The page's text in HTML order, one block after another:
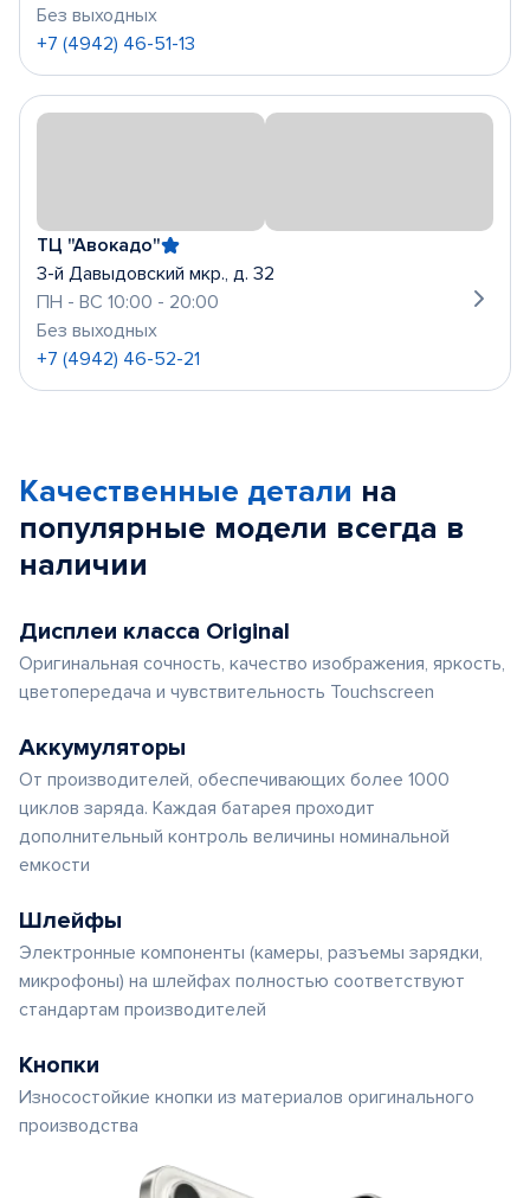
Без выходных
+7 (4942) 46-51-13
ТЦ "Авокадо"
3-й Давыдовский мкр., д. 32
ПН - ВС 10:00 - 20:00
Без выходных
+7 (4942) 46-52-21
Качественные детали на
популярные модели всегда в
наличии
Дисплеи класса Original
Оригинальная сочность, качество изображения, яркость,
цветопередача и чувствительность Touchscreen
Аккумуляторы
От производителей, обеспечивающих более 1000
циклов заряда. Каждая батарея проходит
дополнительный контроль величины номинальной
емкости
Шлейфы
Электронные компоненты (камеры, разъемы зарядки,
микрофоны) на шлейфах полностью соответствуют
стандартам производителей
Кнопки
Износостойкие кнопки из материалов оригинального
производства